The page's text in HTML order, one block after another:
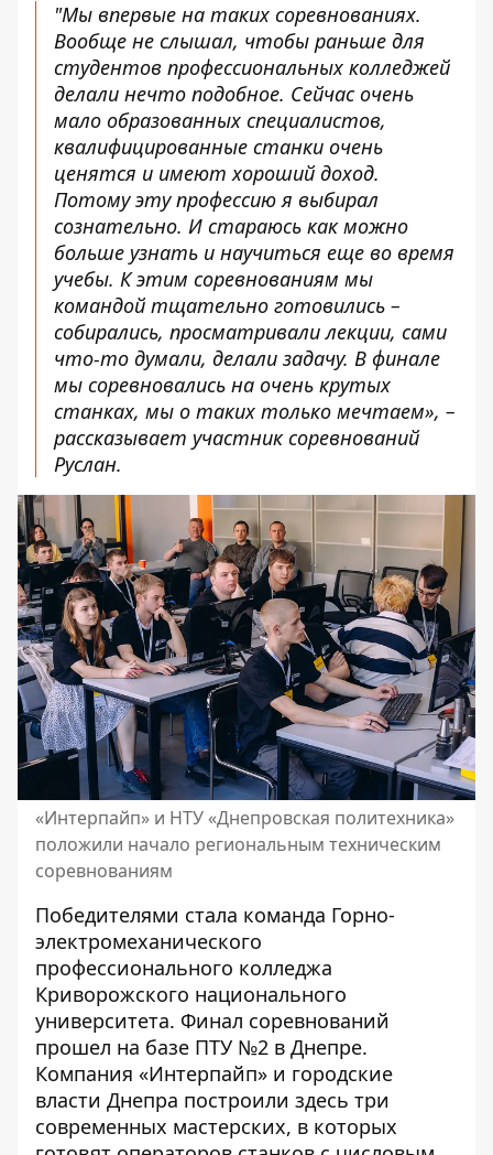
"Мы впервые на таких соревнованиях.
Вообще не слышал, чтобы раньше для
студентов профессиональных колледжей
делали нечто подобное. Сейчас очень
мало образованных специалистов,
квалифицированные станки очень
ценятся и имеют хороший доход.
Потому эту профессию я выбирал
сознательно. И стараюсь как можно
больше узнать и научиться еще во время
учебы. К этим соревнованиям мы
командой тщательно готовились –
собирались, просматривали лекции, сами
что-то думали, делали задачу. В финале
мы соревновались на очень крутых
станках, мы о таких только мечтаем», –
рассказывает участник соревнований
Руслан.
«Интерпайп» и НТУ «Днепровская политехника»
положили начало региональным техническим
соревнованиям
Победителями стала команда Горно-
электромеханического
профессионального колледжа
Криворожского национального
университета. Финал соревнований
прошел на базе ПТУ №2 в Днепре.
Компания «Интерпайп» и городские
власти Днепра построили здесь три
современных мастерских, в которых